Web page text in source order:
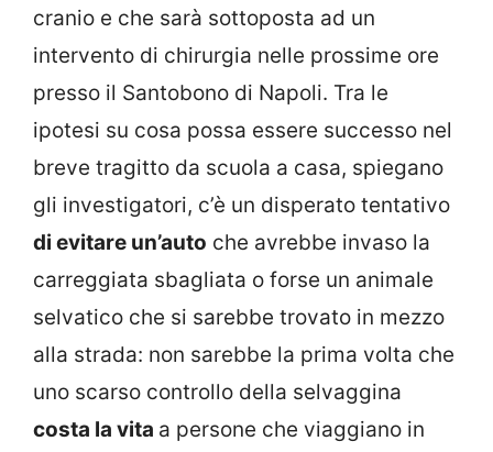
cranio e che sarà sottoposta ad un
intervento di chirurgia nelle prossime ore
presso il Santobono di Napoli. Tra le
ipotesi su cosa possa essere successo nel
breve tragitto da scuola a casa, spiegano
gli investigatori, c’è un disperato tentativo
di evitare un’auto che avrebbe invaso la
carreggiata sbagliata o forse un animale
selvatico che si sarebbe trovato in mezzo
alla strada: non sarebbe la prima volta che
uno scarso controllo della selvaggina
costa la vita a persone che viaggiano in